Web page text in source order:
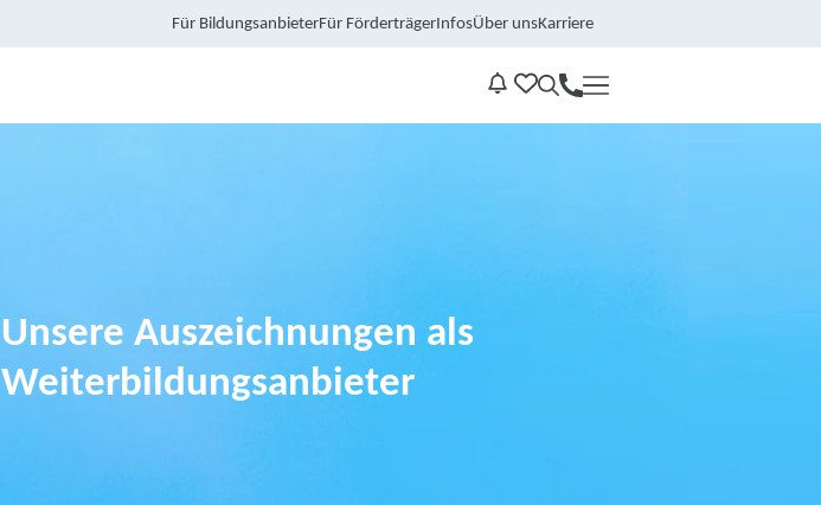
Für BildungsanbieterFür FörderträgerInfosÜber unsKarriere
Kontakt
Unsere Auszeichnungen als
Weiterbildungsanbieter